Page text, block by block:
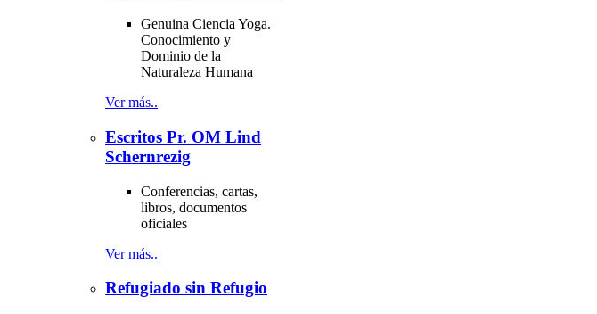
Genuina Ciencia Yoga.
Conocimiento y
Dominio de la
Naturaleza Humana
Ver más..
Escritos Pr. OM Lind
Schernrezig
Conferencias, cartas,
libros, documentos
oficiales
Ver más..
Refugiado sin Refugio